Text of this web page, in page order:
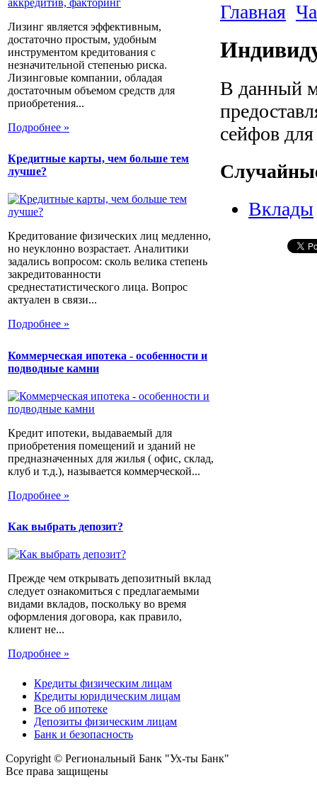
Лизинг является эффективным,
достаточно простым, удобным
инструментом кредитования с
незначительной степенью риска.
Лизинговые компании, обладая
достаточным объемом средств для
приобретения...
Подробнее »
Кредитные карты, чем больше тем
лучше?
Кредитование физических лиц медленно,
но неуклонно возрастает. Аналитики
задались вопросом: сколь велика степень
закредитованности
среднестатистического лица. Вопрос
актуален в связи...
Подробнее »
Коммерческая ипотека - особенности и
подводные камни
Кредит ипотеки, выдаваемый для
приобретения помещений и зданий не
предназначенных для жилья ( офис, склад,
клуб и т.д.), называется коммерческой...
Подробнее »
Как выбрать депозит?
Прежде чем открывать депозитный вклад
следует ознакомиться с предлагаемыми
видами вкладов, поскольку во время
оформления договора, как правило,
клиент не...
Подробнее »
Главная
В данный
сейфов
Вклады
Кредиты физическим лицам
Кредиты юридическим лицам
Все об ипотеке
Депозиты физическим лицам
Банк и безопасность
Copyright © Региональный Банк "Ух-ты Банк"
Все права защищены